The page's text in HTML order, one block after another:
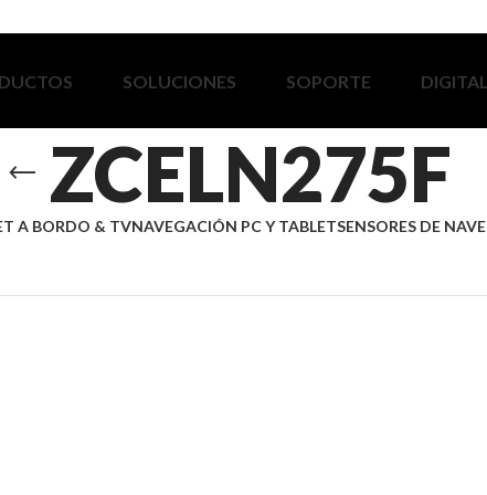
SOLUCIONES SOPORTE
ZCELN275F
A BORDO & TVNAVEGACIÓN PC Y TABLETSENSORES DE